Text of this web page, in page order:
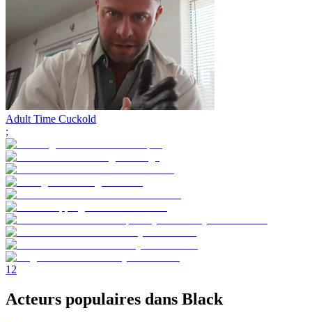
Adult Time Cuckold
;
1 2
Acteurs populaires dans Black